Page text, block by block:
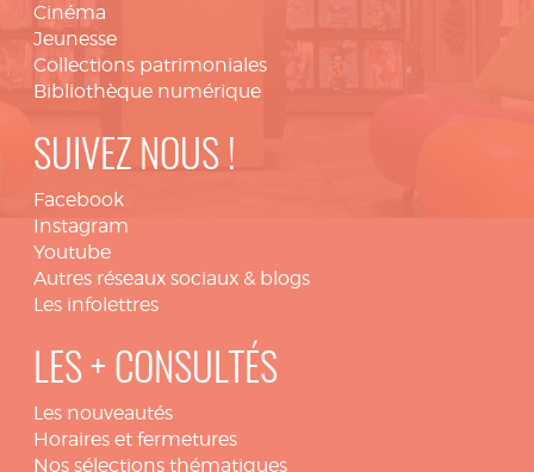
Cinéma
Jeunesse
Collections patrimoniales
Bibliothèque numérique
SUIVEZ NOUS !
Facebook
Instagram
Youtube
Autres réseaux sociaux & blogs
Les infolettres
LES + CONSULTÉS
Les nouveautés
Horaires et fermetures
Nos sélections thématiques